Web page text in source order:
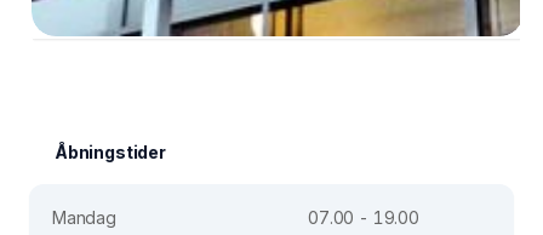
Åbningstider
Mandag
07.00 - 19.00